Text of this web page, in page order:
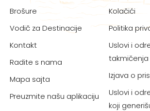
Brošure
Vodič za Destinacije
Kontakt
Radite s nama
Mapa sajta
Preuzmite našu aplikaciju
Kolačići
Politika
Uslovi i
takmičenja
Izjava o
Uslovi i
koji